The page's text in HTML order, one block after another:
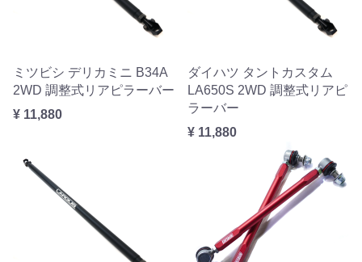
ミツビシ デリカミニ B34A
2WD 調整式リアピラーバー
¥ 11,880
ダイハツ タントカスタム
LA650S 2WD 調整式リアピ
ラーバー
¥ 11,880